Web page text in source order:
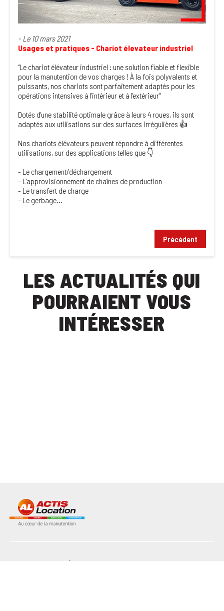
Usages et pratiques - Chariot élevateur industriel
"Le chariot élévateur industriel : une solution fiable et flexible
pour la manutention de vos charges ! À la fois polyvalents et
puissants, nos chariots sont parfaitement adaptés pour les
opérations intensives à l'intérieur et à l'extérieur"
Dotés d'une stabilité optimale grâce à leurs 4 roues, ils sont
adaptés aux utilisations sur des surfaces irrégulières 👍
Nos chariots élévateurs peuvent répondre à différentes
utilisations, sur des applications telles que 👇
- Le chargement/déchargement
- L'approvisionnement de chaînes de production
- Le transfert de charge
- Le gerbage...
- Le 10 mars 2021
Précédent
LES ACTUALITÉS QUI
POURRAIENT VOUS
INTÉRESSER
NOS MATÉRIELS